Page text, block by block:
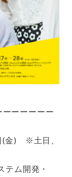
ーーーーー
(金) ※土日、
ム開発・